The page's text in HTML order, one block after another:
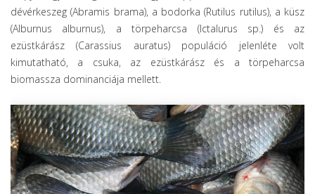
dévérkeszeg (Abramis brama), a bodorka (Rutilus rutilus), a küsz
(Alburnus alburnus), a törpeharcsa (Ictalurus sp.) és az
ezüstkárász (Carassius auratus) populáció jelenléte volt
kimutatható, a csuka, az ezüstkárász és a törpeharcsa
biomassza dominanciája mellett.